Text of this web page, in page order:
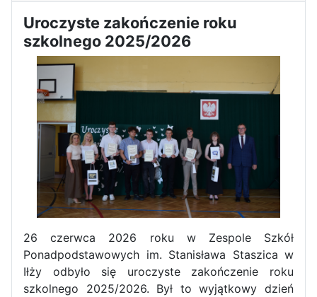
Zawody Sportowo – Obronne
klas OPW
Apel z okazji 235-tej rocznicy
uchwalenia Konstytucji 3 Maja
Uroczyste zakończenie roku
szkolnego 2025/2026
26 czerwca 2026 roku w Zespole Szkół
Ponadpodstawowych im. Stanisława Staszica w
Iłży odbyło się uroczyste zakończenie roku
szkolnego 2025/2026. Był to wyjątkowy dzień